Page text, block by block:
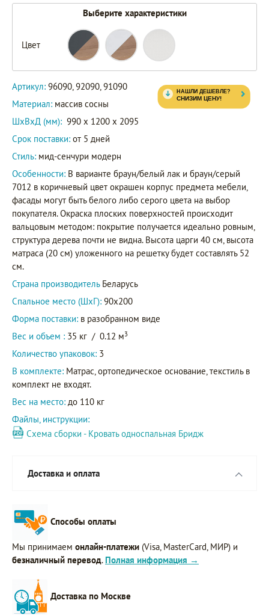
Выберите характеристики
Цвет
96090
92090
91090
Артикул: 96090, 92090, 91090
Материал: массив сосны
ШxВxД (мм): 990 x 1200 x 2095
Срок поставки: от 5 дней
Стиль: мид-сенчури модерн
Особенности: В варианте браун/белый лак и браун/серый
7012 в коричневый цвет окрашен корпус предмета мебели,
фасады могут быть белого либо серого цвета на выбор
покупателя. Окраска плоских поверхностей происходит
вальцовым методом: покрытие получается идеально ровным,
структура дерева почти не видна. Высота царги 40 см, высота
матраса (20 см) уложенного на решетку будет составлять 52
см.
Страна производитель Беларусь
Спальное место (ШхГ): 90х200
Форма поставки: в разобранном виде
Вес и объем : 35 кг / 0.12 м3
Количество упаковок: 3
В комплекте: Матрас, ортопедическое основание, текстиль в
комплект не входят.
Вес на место: до 110 кг
Файлы, инструкции:
Схема сборки - Кровать односпальная Бридж
Доставка и оплата
Способы оплаты
Мы принимаем онлайн-платежи (Visa, MasterCard, МИР) и
безналичный перевод. Полная информация →
Доставка по Москве